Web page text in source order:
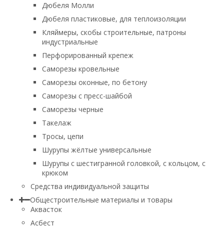
Дюбеля Молли
Дюбеля пластиковые, для теплоизоляции
Кляймеры, скобы строительные, патроны
индустриальные
Перфорированный крепеж
Саморезы кровельные
Саморезы оконные, по бетону
Саморезы с пресс-шайбой
Саморезы черные
Такелаж
Тросы, цепи
Шурупы жёлтые универсальные
Шурупы с шестигранной головкой, с кольцом, с
крюком
Средства индивидуальной защиты
Общестроительные материалы и товары
Аквасток
Асбест